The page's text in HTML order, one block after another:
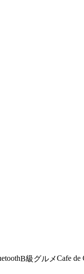
B級グルメCafe de